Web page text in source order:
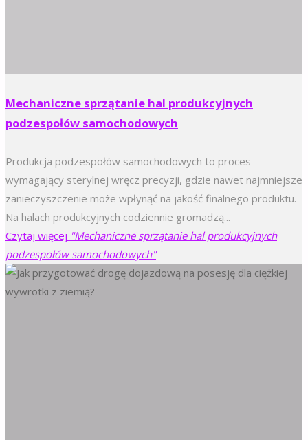
Mechaniczne sprzątanie hal produkcyjnych
podzespołów samochodowych
Produkcja podzespołów samochodowych to proces
wymagający sterylnej wręcz precyzji, gdzie nawet najmniejsze
zanieczyszczenie może wpłynąć na jakość finalnego produktu.
Na halach produkcyjnych codziennie gromadzą...
Czytaj więcej "Mechaniczne sprzątanie hal produkcyjnych
podzespołów samochodowych"